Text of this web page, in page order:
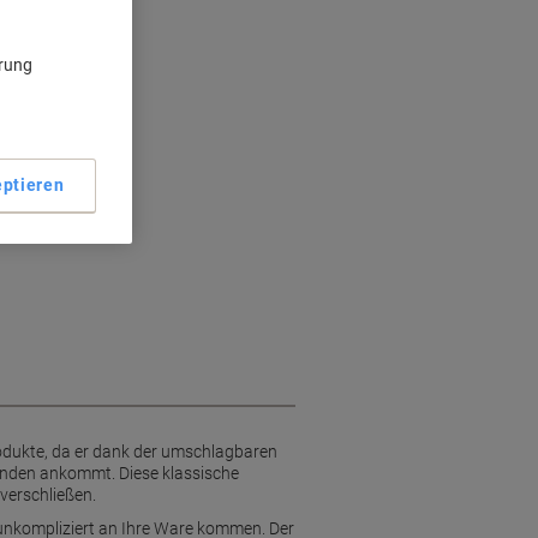
da er dank der umschlagbaren
ankommt. Diese klassische
an Ihre Ware kommen. Der